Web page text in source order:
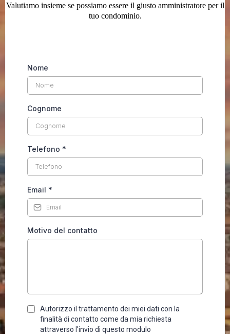
Valutiamo insieme se possiamo essere il giusto amministratore per il
tuo condominio.
Nome
Cognome
Telefono *
Email *
Motivo del contatto
Autorizzo il trattamento dei miei dati con la
finalità di contatto come da mia richiesta
attraverso l'invio di questo modulo